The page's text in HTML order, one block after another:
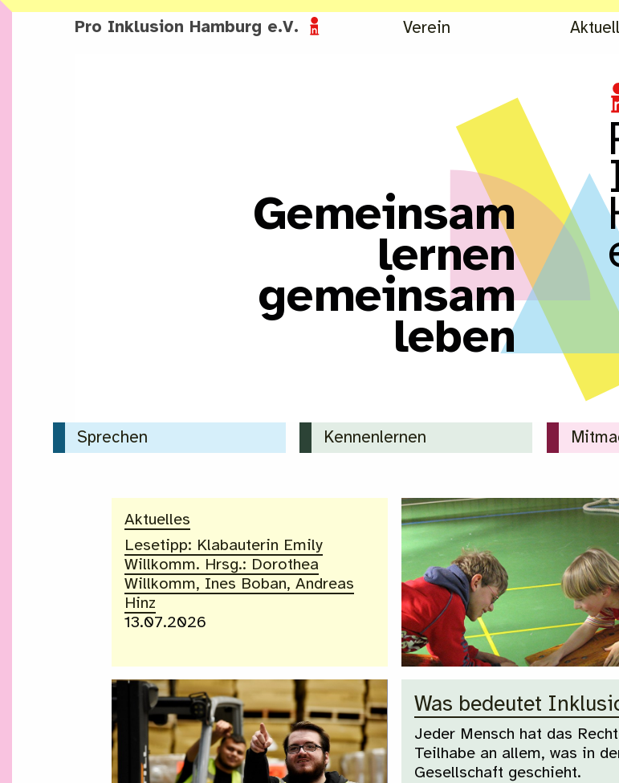
Zum Inhalt springen
Pro Inklusion Hamburg e.V. Verein
Gemeinsam
lernen
gemeinsam
leben
Sprechen Kennenlernen
Aktuelles
Lesetipp: Klabauterin Emily
Willkomm. Hrsg.: Dorothea
Willkomm, Ines Boban, Andreas
Hinz
13.07.2026
Was bedeutet
Jeder Mensch hat das
Teilhabe an allem, was in
Gesellschaft geschieht.